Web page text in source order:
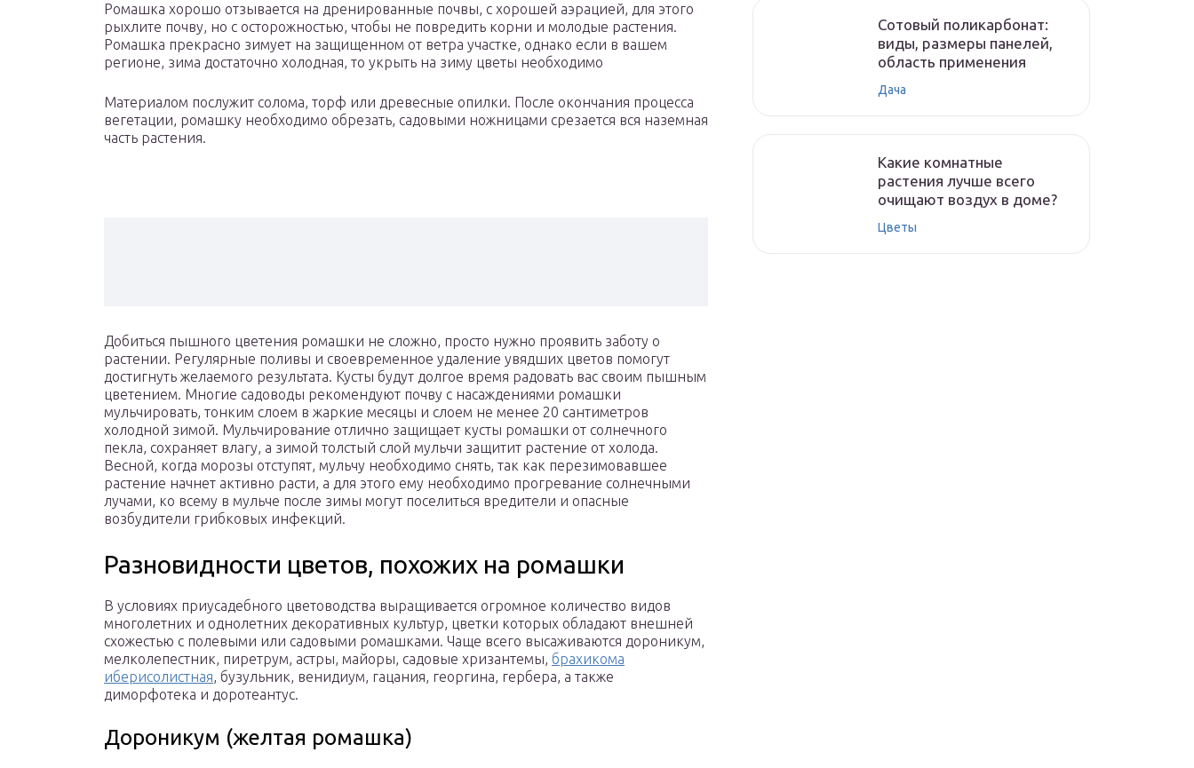
Ромашка хорошо отзывается на дренированные почвы, с хорошей аэрацией, для этого
рыхлите почву, но с осторожностью, чтобы не повредить корни и молодые растения.
Ромашка прекрасно зимует на защищенном от ветра участке, однако если в вашем
регионе, зима достаточно холодная, то укрыть на зиму цветы необходимо
Материалом послужит солома, торф или древесные опилки. После окончания процесса
вегетации, ромашку необходимо обрезать, садовыми ножницами срезается вся наземная
часть растения.
Добиться пышного цветения ромашки не сложно, просто нужно проявить заботу о
растении. Регулярные поливы и своевременное удаление увядших цветов помогут
достигнуть желаемого результата. Кусты будут долгое время радовать вас своим пышным
цветением. Многие садоводы рекомендуют почву с насаждениями ромашки
мульчировать, тонким слоем в жаркие месяцы и слоем не менее 20 сантиметров
холодной зимой. Мульчирование отлично защищает кусты ромашки от солнечного
пекла, сохраняет влагу, а зимой толстый слой мульчи защитит растение от холода.
Весной, когда морозы отступят, мульчу необходимо снять, так как перезимовавшее
растение начнет активно расти, а для этого ему необходимо прогревание солнечными
лучами, ко всему в мульче после зимы могут поселиться вредители и опасные
возбудители грибковых инфекций.
Разновидности цветов, похожих на poмaшки
В условиях приусадебного цветоводства выращивается огромное количество видов
многолетних и однолетних декоративных культур, цветки которых обладают внешней
схожестью с полевыми или садовыми ромашками. Чаще всего высаживаются дороникум,
мелколепестник, пиретрум, астры, майоры, садовые хризантемы, брахикома
иберисолистная, бузульник, венидиум, гацания, георгина, гербера, а также
диморфотека и доротеантус.
Дороникум (желтая ромашка)
Сотовый поликарбонат:
виды, размеры панелей,
область применения
Дача
Какие комнатные
растения лучше всего
очищают воздух в доме?
Цветы